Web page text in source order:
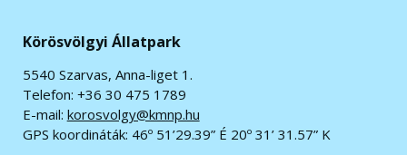
Körösvölgyi Állatpark
5540 Szarvas, Anna-liget 1.
Telefon: +36 30 475 1789
E-mail: korosvolgy@kmnp.hu
GPS koordináták: 46º 51’29.39” É 20º 31’ 31.57” K